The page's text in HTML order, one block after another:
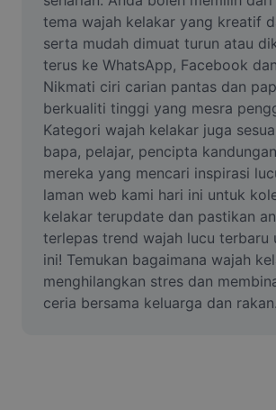
Video
Alih keluar latar video
Pertingkat kualiti
Editor Video
Pangkas Video
Tambahkan Sari Kata pada Video
Penukar Video
tema wajah kelakar yang kreatif
serta mudah dimuat turun atau
terus ke WhatsApp, Facebook
Nikmati ciri carian pantas dan
berkualiti tinggi yang mesra
Kategori wajah kelakar juga
bapa, pelajar, pencipta
mereka yang mencari inspirasi
laman web kami hari ini untuk
kelakar terupdate dan pastikan
terlepas trend wajah lucu terbaru
ini! Temukan bagaimana wajah
menghilangkan stres dan
ceria bersama keluarga dan rakan.